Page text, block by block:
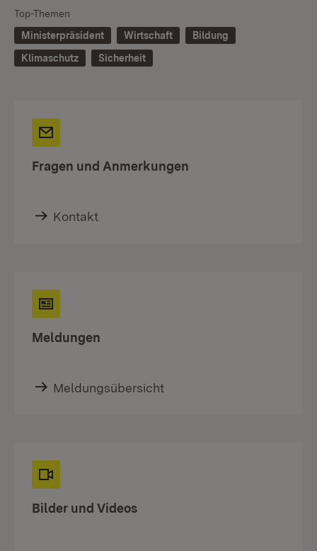
Top-Themen
Ministerpräsident
Wirtschaft
Bildung
Klimaschutz
Sicherheit
Fragen und Anmerkungen
Kontakt
Meldungen
Meldungsübersicht
Bilder und Videos